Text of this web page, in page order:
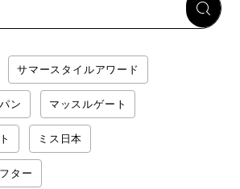
サマースタイルアワード
ン マッスルゲート
ミス日本
ター